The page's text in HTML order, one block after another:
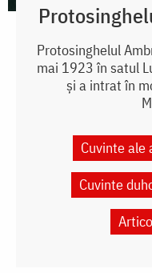
Protosinghelul
mai 1923 în satul
și a intrat în
Cuvinte ale
Cuvinte